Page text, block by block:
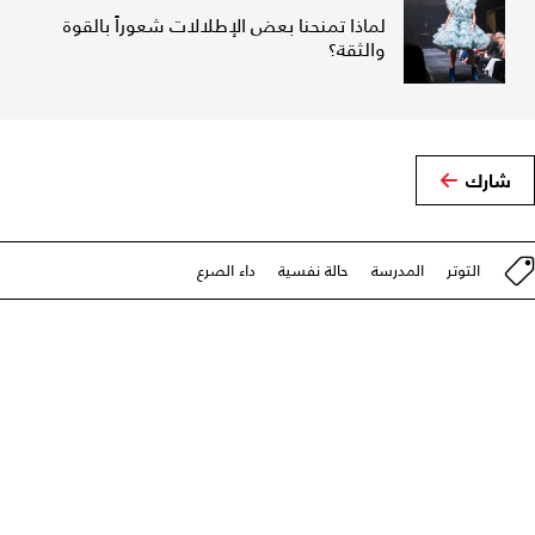
لماذا تمنحنا بعض الإطلالات شعوراً بالقوة
والثقة؟
شارك
التوتر المدرسة حالة نفسية داء الصرع